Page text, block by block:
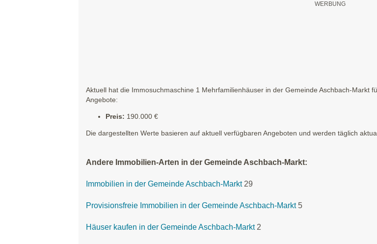
Aktuell hat die Immosuchmaschine 1 Mehrfamilienhäuser in der Gemeinde Aschbach-Markt
Angebote:
Preis: 190.000 €
Die dargestellten Werte basieren auf aktuell verfügbaren Angeboten und werden täglich
Andere Immobilien-Arten in der Gemeinde Aschbach-Markt:
Immobilien in der Gemeinde Aschbach-Markt 29
Provisionsfreie Immobilien in der Gemeinde Aschbach-Markt 5
Häuser kaufen in der Gemeinde Aschbach-Markt 2